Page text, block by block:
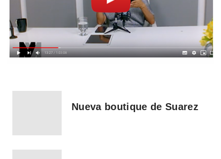
Nueva boutique de Suarez